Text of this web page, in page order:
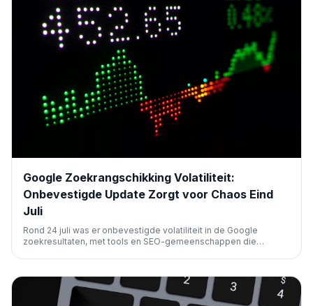
Google Zoekrangschikking Volatiliteit:
Onbevestigde Update Zorgt voor Chaos Eind
Juli
Rond 24 juli was er onbevestigde volatiliteit in de Google
zoekresultaten, met tools en SEO-gemeenschappen die
marketeers.